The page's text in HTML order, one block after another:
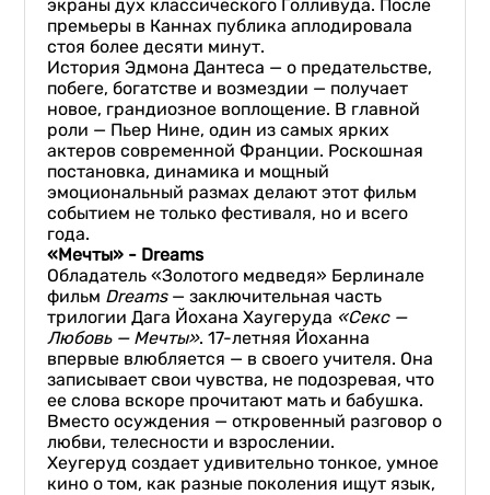
экраны дух классического Голливуда. После
премьеры в Каннах публика аплодировала
стоя более десяти минут.
История Эдмона Дантеса — о предательстве,
побеге, богатстве и возмездии — получает
новое, грандиозное воплощение. В главной
роли — Пьер Нине, один из самых ярких
актеров современной Франции. Роскошная
постановка, динамика и мощный
эмоциональный размах делают этот фильм
событием не только фестиваля, но и всего
года.
«Мечты» - Dreams
Обладатель «Золотого медведя» Берлинале
фильм Dreams— заключительная часть
трилогии Дага Йохана Хаугеруда «Секс —
Любовь — Мечты». 17-летняя Йоханна
впервые влюбляется — в своего учителя. Она
записывает свои чувства, не подозревая, что
ее слова вскоре прочитают мать и бабушка.
Вместо осуждения — откровенный разговор о
любви, телесности и взрослении.
Хеугеруд создает удивительно тонкое, умное
кино о том, как разные поколения ищут язык,